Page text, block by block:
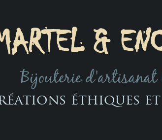
&
Bijouterie d'artisanat
éthiques et